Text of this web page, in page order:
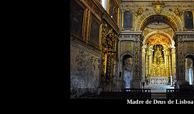
Madre de Deus de Lisboa